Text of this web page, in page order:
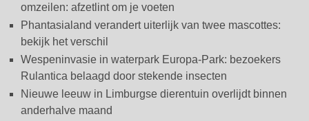
omzeilen: afzetlint om je voeten
Phantasialand verandert uiterlijk van twee mascottes:
bekijk het verschil
Wespeninvasie in waterpark Europa-Park: bezoekers
Rulantica belaagd door stekende insecten
Nieuwe leeuw in Limburgse dierentuin overlijdt binnen
anderhalve maand